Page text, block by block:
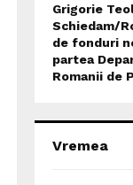
Grigorie
Schiedam/
de fonduri
partea
Romanii de
Vremea